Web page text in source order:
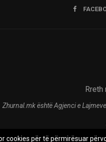
Rreth
Zhurnal.mk është Agjenci e
cookies për të përmirësuar